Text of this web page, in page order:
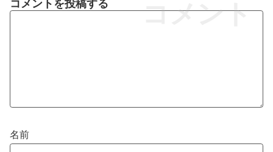
コメント
コメントを投稿する
名前